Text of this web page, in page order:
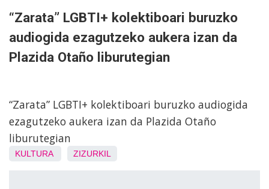
“Zarata” LGBTI+ kolektiboari buruzko
audiogida ezagutzeko aukera izan da
Plazida Otaño liburutegian
“Zarata” LGBTI+ kolektiboari buruzko audiogida
ezagutzeko aukera izan da Plazida Otaño
liburutegian
KULTURA ZIZURKIL